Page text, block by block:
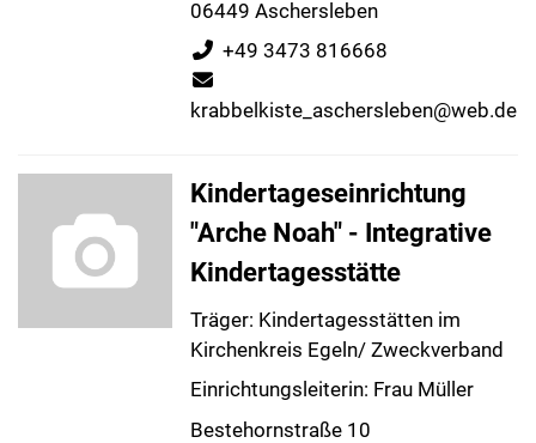
06449 Aschersleben
+49 3473 816668
krabbelkiste_aschersleben@web.de
Kindertageseinrichtung
"Arche Noah" - Integrative
Kindertagesstätte
Träger: Kindertagesstätten im
Kirchenkreis Egeln/ Zweckverband
Einrichtungsleiterin: Frau Müller
Bestehornstraße 10